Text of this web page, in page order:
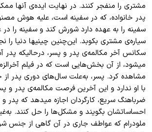
مشتری را منفجر کنند. در نهایت ایدهی آنها
پدر خانواده، که در سفینه است، علیه هوش
سفینه را به عهده دارد شورش کند و سفینه را در
سیارهی مشتری بکوبد. اینچنین چینیها دنیا را
سکانس آخر مکالمهی پدر و پسر، درحالیکه پدر
میشود، از آن بخشهایی است که در فیلم آخر
مشاهده کرد. پسر، بهعلت سالهای دوری پدر از
با او ندارد و این آخرین فرصت مکالمهی پدر و
ضرباهنگ سریع، کارگردان اجازه میدهد که پدر
احساساتشان بگویند و مشکلها را حل کنند. به
ملودرام که عواطف جاری در آن گاهی از جنس